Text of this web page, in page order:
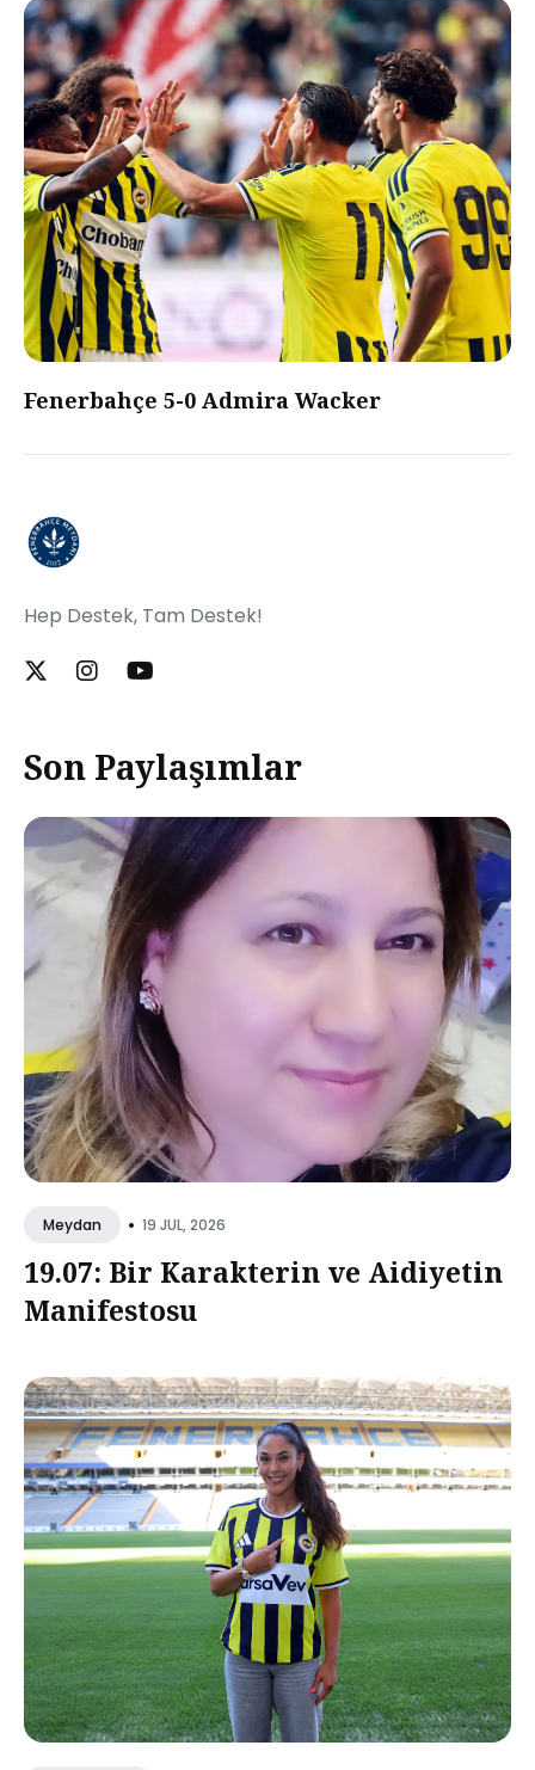
Fenerbahçe 5-0 Admira Wacker
Hep Destek, Tam Destek!
Son Paylaşımlar
Meydan • 19 JUL, 2026
19.07: Bir Karakterin ve Aidiyetin
Manifestosu